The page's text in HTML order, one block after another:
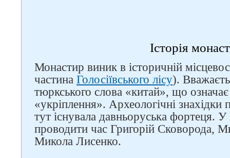
Історія
Монастир виник в історичній
частина Голосіївського лісу).
тюркського слова «китай», що
«укріплення». Археологічні
тут існувала давньоруська фортеця.
проводити час Григорій Сковорода,
Микола Лисенко.